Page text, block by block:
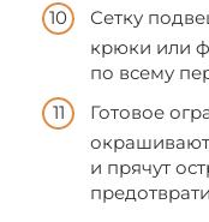
Сетку
крюки или
по всему
Готовое
и прячут